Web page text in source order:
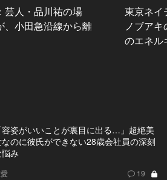
芸人・品川祐の場
、小田急沿線から離
東京ネイ
ノブア
のエネル
容姿がいいことが裏目に出る…」超絶美
のに彼氏ができない28歳会社員の深刻
悩み
19